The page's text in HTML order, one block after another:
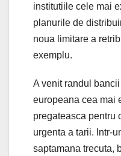
institutiile cele mai
planurile de
noua limitare a
exemplu.
A venit randul
europeana cea mai
pregateasca pentru
urgenta a tarii. Intr-
saptamana trecuta,